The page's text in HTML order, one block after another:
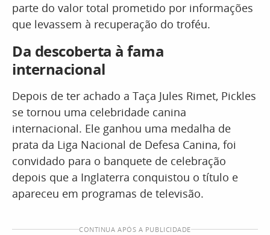
parte do valor total prometido por informações
que levassem à recuperação do troféu.
Da descoberta à fama
internacional
Depois de ter achado a Taça Jules Rimet, Pickles
se tornou uma celebridade canina
internacional. Ele ganhou uma medalha de
prata da Liga Nacional de Defesa Canina, foi
convidado para o banquete de celebração
depois que a Inglaterra conquistou o título e
apareceu em programas de televisão.
CONTINUA APÓS A PUBLICIDADE